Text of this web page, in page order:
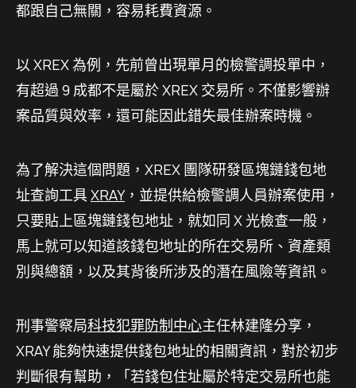
都跟自己無關，容易耗費資源。
以 XREX 為例，先前曾出現單月的檢警調投單中，
有超過 9 成都不是屬於 XREX 交易所。不僅影響辦
案品質與效率，還可能因此錯失最佳辦案時機。
為了解決這個問題，XREX 團隊研發區塊鏈錢包地
址查詢工具XRAY，並提供給檢警調人員辦案使用，
只要貼上區塊鏈錢包地址，就如同 X 光檢查一般，
馬上就可以知道該錢包地址的所在交易所、資產類
別與總額，以及其背後所涉及的潛在風險等資訊。
刑事警察局科技犯罪防制中心主任林建隆分享，
XRAY 能夠快速提供錢包地址的相關資訊，對於初步
判斷很有幫助，「若錢包住址屬於特定交易所也能